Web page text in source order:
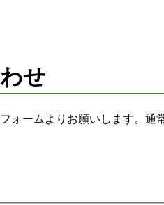
せ
ォームよりお願いします。通